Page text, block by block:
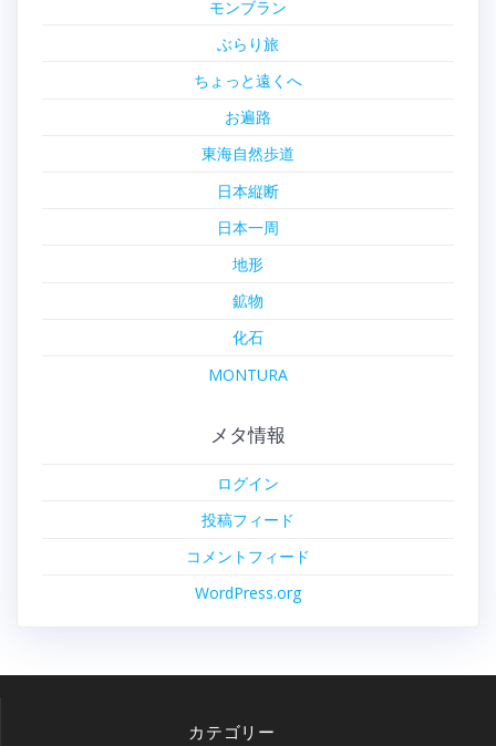
モンブラン
ぶらり旅
ちょっと遠くへ
お遍路
東海自然歩道
日本縦断
日本一周
地形
鉱物
化石
MONTURA
メタ情報
ログイン
投稿フィード
コメントフィード
WordPress.org
カテゴリー